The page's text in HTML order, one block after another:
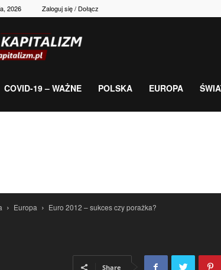
2026 Zaloguj się / Dołącz
gospodarka,
COVID-19 – WAŻNE POLSKA EUROPA
Europa Euro 2012 – sukces czy porażka?
Share